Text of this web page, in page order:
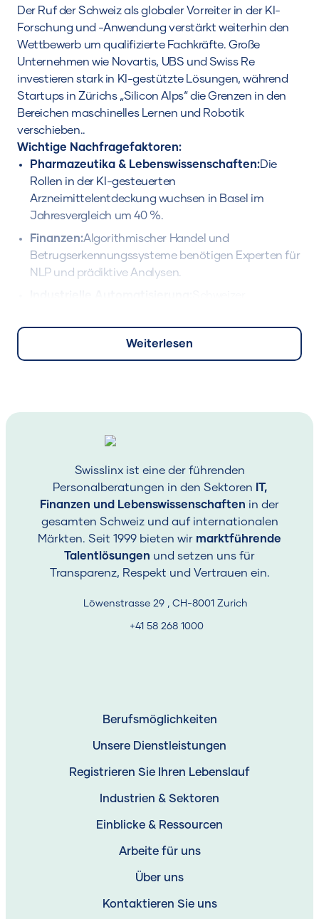
Der Ruf der Schweiz als globaler Vorreiter in der KI-
Forschung und -Anwendung verstärkt weiterhin den
Wettbewerb um qualifizierte Fachkräfte. Große
Unternehmen wie Novartis, UBS und Swiss Re
investieren stark in KI-gestützte Lösungen, während
Startups in Zürichs „Silicon Alps“ die Grenzen in den
Bereichen maschinelles Lernen und Robotik
verschieben..
Wichtige Nachfragefaktoren:
Pharmazeutika & Lebenswissenschaften:Die
Rollen in der KI-gesteuerten
Arzneimittelentdeckung wuchsen in Basel im
Jahresvergleich um 40 %.
Finanzen:Algorithmischer Handel und
Betrugserkennungssysteme benötigen Experten für
NLP und prädiktive Analysen.
Ingenieure zur Qualitätskontrolle.
Dieses Ungleichgewicht zwischen Angebot und
KI-Rollen
Gehälter variieren erheblich je nach Fachrichtung,
Erfahrung und Standort. Nachfolgend finden Sie die
verifizierten Durchschnittswerte für 2025 aus
Swisslinx-Platzierungen und Branchenberichten.
Durchschnitt (höchste Gehälter, aber auch höchste
+10 % (getrieben durch Finanzen und
internationale Organisationen).
+8 % (Schwerpunkt Lebenswissenschaften).
3. Globaler
Kostenvergleich: Schweiz
Technologiestandorte
Weiterlesen
Swisslinx ist eine der führenden
Personalberatungen in den Sektoren IT,
Finanzen und Lebenswissenschaften in der
gesamten Schweiz und auf internationalen
Märkten. Seit 1999 bieten wir marktführende
Talentlösungen und setzen uns für
Transparenz, Respekt und Vertrauen ein.
Löwenstrasse 29 , CH-8001 Zurich
+41 58 268 1000
Berufsmöglichkeiten
Unsere Dienstleistungen
Registrieren Sie Ihren Lebenslauf
Industrien & Sektoren
Einblicke & Ressourcen
Arbeite für uns
Über uns
Kontaktieren Sie uns